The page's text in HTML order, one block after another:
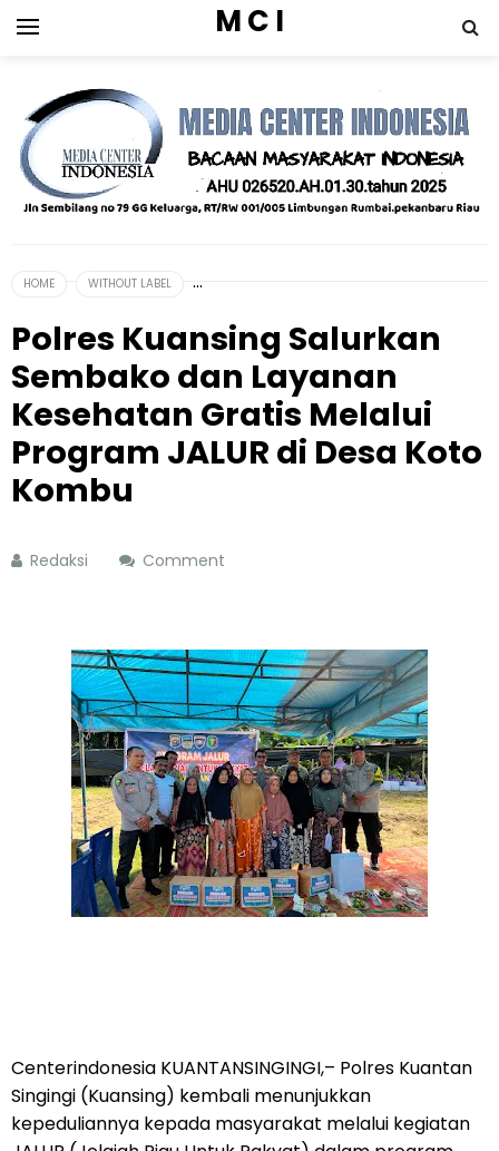
M C I
HOME WITHOUT LABEL
Polres Kuansing Salurkan
Sembako dan Layanan
Kesehatan Gratis Melalui
Program JALUR di Desa Koto
Kombu
Redaksi Comment
Centerindonesia KUANTANSINGINGI,– Polres Kuantan
Singingi (Kuansing) kembali menunjukkan
kepeduliannya kepada masyarakat melalui kegiatan